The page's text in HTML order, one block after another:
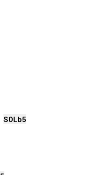
SOLb5